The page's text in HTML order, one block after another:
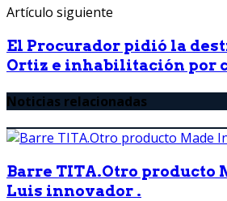
Artículo siguiente
El Procurador pidió la
Ortiz e inhabilitación por
Noticias relacionadas
Barre TITA.Otro producto
Luis innovador .